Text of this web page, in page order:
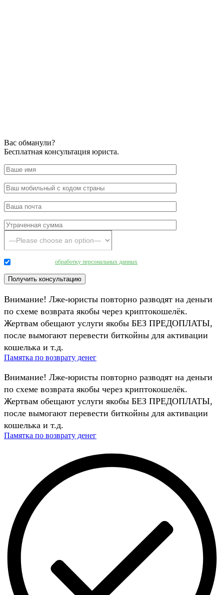
Вас обманули?
Бесплатная консультация юриста.
обработку персональных данных
Внимание! Лже-юристы повторно разводят на деньги
по схеме возврата якобы через криптокошелёк.
Жертвам обещают услуги якобы БЕЗ ПРЕДОПЛАТЫ,
после вымогают перевести биткойны для активации
кошелька и т.д.
Памятка по возврату денег
Внимание! Лже-юристы повторно разводят на деньги
по схеме возврата якобы через криптокошелёк.
Жертвам обещают услуги якобы БЕЗ ПРЕДОПЛАТЫ,
после вымогают перевести биткойны для активации
кошелька и т.д.
Памятка по возврату денег